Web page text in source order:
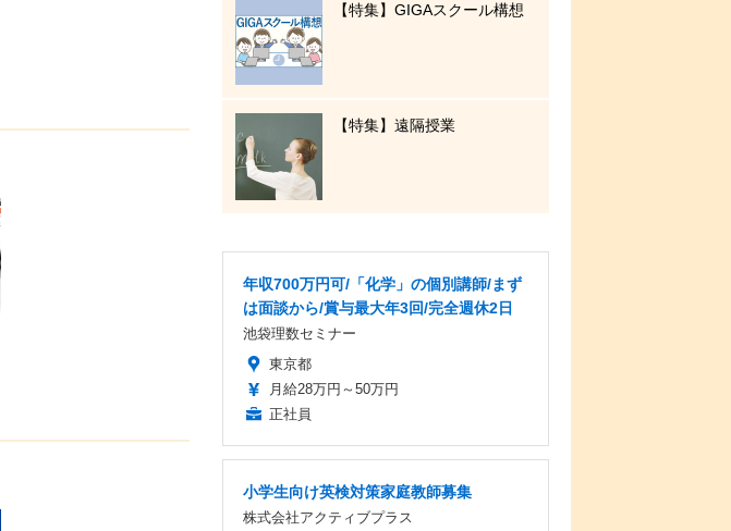
【特集】GIGAスクール構想
【特集】遠隔授業
年収700万円可/「化学」の個別講師/まず
は面談から/賞与最大年3回/完全週休2日
池袋理数セミナー
東京都
月給28万円～50万円
正社員
小学生向け英検対策家庭教師募集
株式会社アクティブプラス